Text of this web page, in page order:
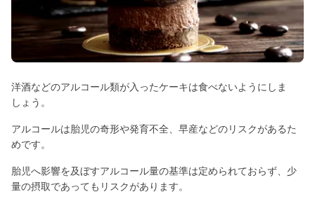
洋酒などのアルコール類が入ったケーキは食べないようにしま
しょう。
アルコールは胎児の奇形や発育不全、早産などのリスクがあるた
めです。
胎児へ影響を及ぼすアルコール量の基準は定められておらず、少
量の摂取であってもリスクがあります。